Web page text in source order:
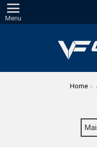
Menu
Home